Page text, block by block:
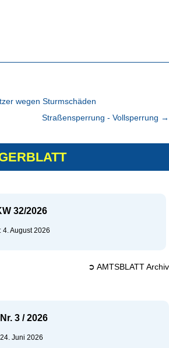
wegen Sturmschäden
Straßensperrung - Vollsperrung →
32/2026
4. August 2026
➲ AMTSBLATT Archiv
3 / 2026
Juni 2026